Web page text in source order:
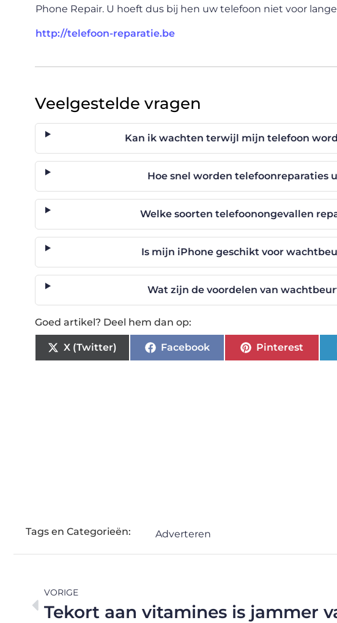
Phone Repair. U hoeft dus bij hen uw telefoon niet voor
http://telefoon-reparatie.be
Veelgestelde vragen
Kan ik wachten terwijl mijn telefoon
Hoe snel worden telefoonreparaties
Welke soorten telefoonongevallen
Is mijn iPhone geschikt voor
Wat zijn de voordelen van
Goed artikel? Deel hem dan op:
X (Twitter) Facebook Pinterest
Tags en Categorieën: Adverteren
VORIGE